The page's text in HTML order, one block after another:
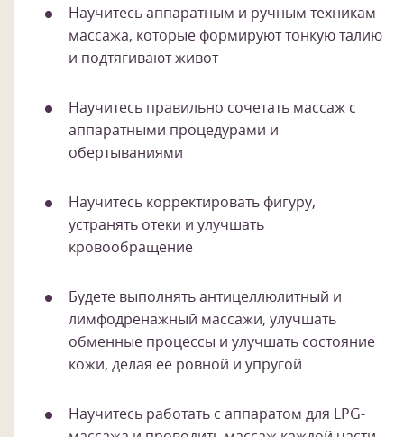
Научитесь аппаратным и ручным техникам
массажа, которые формируют тонкую талию
и подтягивают живот
Научитесь правильно сочетать массаж с
аппаратными процедурами и
обертываниями
Научитесь корректировать фигуру,
устранять отеки и улучшать
кровообращение
Будете выполнять антицеллюлитный и
лимфодренажный массажи, улучшать
обменные процессы и улучшать состояние
кожи, делая ее ровной и упругой
Научитесь работать с аппаратом для LPG-